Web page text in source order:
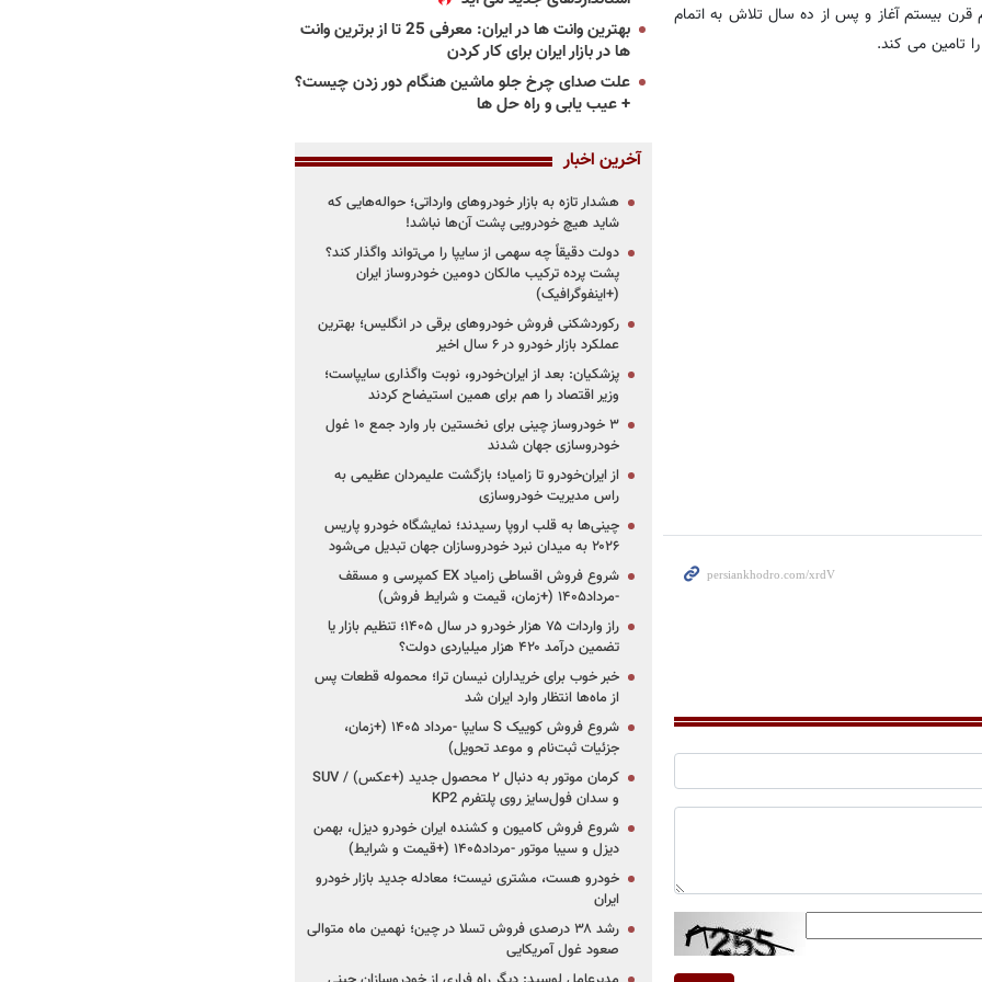
بیستم آغاز و پس از ده سال تلاش به اتمام
تامین می کند.
بهترین وانت ها در ایران: معرفی 25 تا از برترین وانت
ها در بازار ایران برای کار کردن
علت صدای چرخ جلو ماشین هنگام دور زدن چیست؟
+ عیب یابی و راه حل ها
آخرین اخبار
هشدار تازه به بازار خودروهای وارداتی؛ حواله‌هایی که
شاید هیچ خودرویی پشت آن‌ها نباشد!
دولت دقیقاً چه سهمی از سایپا را می‌تواند واگذار کند؟
پشت پرده ترکیب مالکان دومین خودروساز ایران
(+اینفوگرافیک)
رکوردشکنی فروش خودروهای برقی در انگلیس؛ بهترین
عملکرد بازار خودرو در ۶ سال اخیر
پزشکیان: بعد از ایران‌خودرو، نوبت واگذاری سایپاست؛
وزیر اقتصاد را هم برای همین استیضاح کردند
۳ خودروساز چینی برای نخستین بار وارد جمع ۱۰ غول
خودروسازی جهان شدند
از ایران‌خودرو تا زامیاد؛ بازگشت علیمردان عظیمی به
راس مدیریت خودروسازی
چینی‌ها به قلب اروپا رسیدند؛ نمایشگاه خودرو پاریس
۲۰۲۶ به میدان نبرد خودروسازان جهان تبدیل می‌شود
شروع فروش اقساطی زامیاد EX کمپرسی و مسقف
-مرداد۱۴۰۵ (+زمان، قیمت و شرایط فروش)
راز واردات ۷۵ هزار خودرو در سال ۱۴۰۵؛ تنظیم بازار یا
تضمین درآمد ۴۲۰ هزار میلیاردی دولت؟
خبر خوب برای خریداران نیسان ترا؛ محموله قطعات پس
از ماه‌ها انتظار وارد ایران شد
شروع فروش کوییک S سایپا -مرداد ۱۴۰۵ (+زمان،
جزئیات ثبت‌نام و موعد تحویل)
کرمان موتور به دنبال ۲ محصول جدید (+عکس) / SUV
و سدان فول‌سایز روی پلتفرم KP2
شروع فروش کامیون و کشنده ایران خودرو دیزل، بهمن
دیزل و سیبا موتور -مرداد۱۴۰۵ (+قیمت و شرایط)
خودرو هست، مشتری نیست؛ معادله جدید بازار خودرو
ایران
رشد ۳۸ درصدی فروش تسلا در چین؛ نهمین ماه متوالی
صعود غول آمریکایی